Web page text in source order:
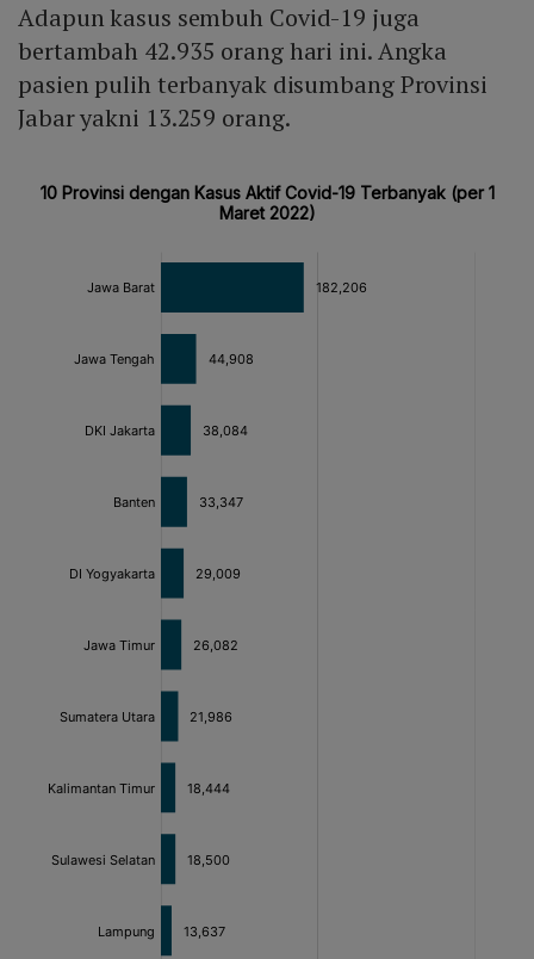
Adapun kasus sembuh Covid-19 juga
bertambah 42.935 orang hari ini. Angka
pasien pulih terbanyak disumbang Provinsi
Jabar yakni 13.259 orang.